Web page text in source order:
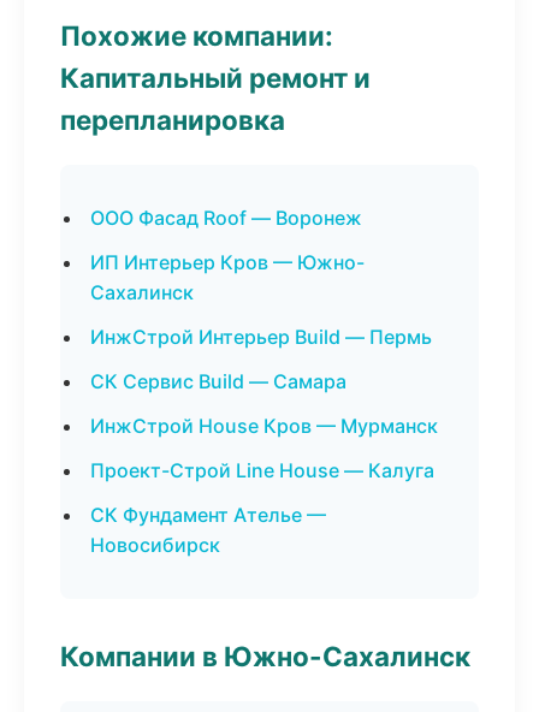
Похожие компании:
Капитальный ремонт и
перепланировка
ООО Фасад Roof — Воронеж
ИП Интерьер Кров — Южно-
Сахалинск
ИнжСтрой Интерьер Build — Пермь
СК Сервис Build — Самара
ИнжСтрой House Кров — Мурманск
Проект-Строй Line House — Калуга
СК Фундамент Ателье —
Новосибирск
Компании в Южно-Сахалинск